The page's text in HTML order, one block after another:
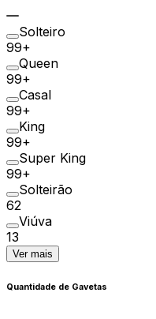
Solteiro
99+
Queen
99+
Casal
99+
King
99+
Super King
99+
Solteirão
62
Viúva
13
Ver mais
Quantidade de Gavetas